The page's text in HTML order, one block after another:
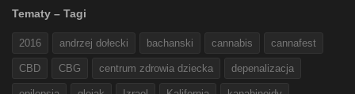
Tematy – Tagi
2016 andrzej dołecki bachanski cannabis cannafest
CBD CBG centrum zdrowia dziecka depenalizacja